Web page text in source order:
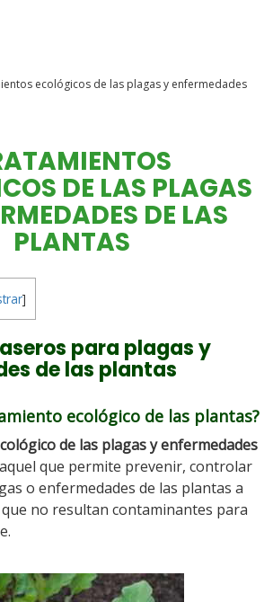
ecológicos de las plagas y enfermedades
DE LAS PLAGAS
DE LAS
PLANTAS
]
para plagas y
de las plantas
ecológico de las plantas?
de las plagas y enfermedades
que permite prevenir, controlar
o enfermedades de las plantas a
no resultan contaminantes para